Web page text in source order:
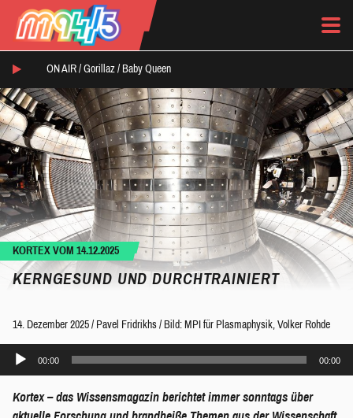
ON AIR / Gorillaz / Baby Queen
KORTEX VOM 14.12.2025
KERNGESUND UND DURCHTRAINIERT
14. Dezember 2025 / Pavel Fridrikhs / Bild: MPI für Plasmaphysik, Volker Rohde
Audio-
00:00 00:00
Kortex – das Wissensmagazin berichtet immer sonntags über